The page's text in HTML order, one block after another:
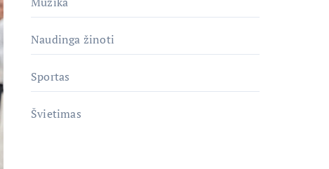
Naudinga žinoti
Sportas
Švietimas